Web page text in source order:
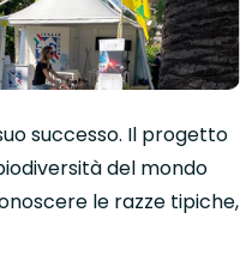
successo. Il progetto
del mondo
le razze tipiche,